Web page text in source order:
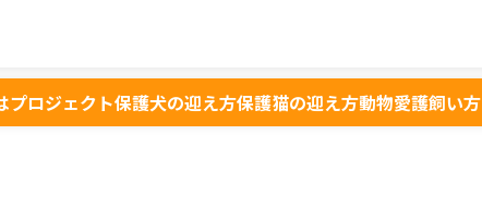
プロジェクト保護犬の迎え方保護猫の迎え方動物愛護飼い方